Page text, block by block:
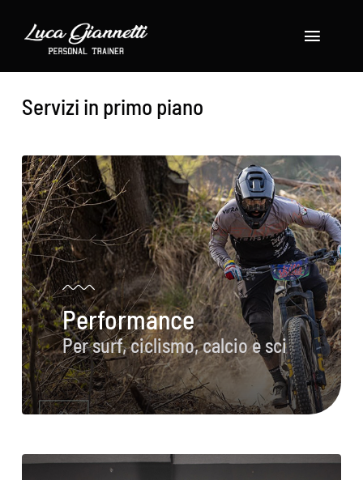
contenuto
Toggle
Shop
Servizi
Gallery
Blog
Contatti
Cerca
Servizi in primo piano
Performance
Per surf, ciclismo, calcio e sci